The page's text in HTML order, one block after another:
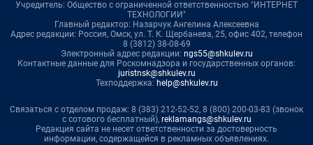
Учредитель: Общество с ограниченной ответственностью "ИНТЕРНЕТ
ТЕХНОЛОГИИ"
Главный редактор: Назарчук Ангелина Алексеевна
Адрес редакции: Россия, Омск, ул. Т. К. Щербанева, 25, офис 402, телефон
8 (3812) 38-08-69
Электронный адрес редакции: ngs55@shkulev.ru
Контактные данные для Роскомнадзора и государственных органов:
juristnsk@shkulev.ru
Техподдержка: help@shkulev.ru
Связаться с отделом продаж: 8 (383) 212-52-52, 8 (800) 200-03-83 (звонок
с сотового бесплатный), reklamangs@shkulev.ru
Редакция сайта не несет ответственности за достоверность
информации, содержащейся в рекламных объявлениях.